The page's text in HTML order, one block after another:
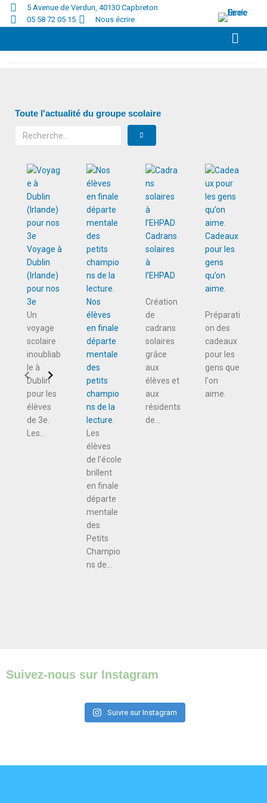
5 Avenue de Verdun, 40130 Capbreton
05 58 72 05 15
Nous écrire
Toute l'actualité du groupe scolaire
Voyage à
Dublin
(Irlande)
pour nos
3e
Un
voyage
scolaire
inoubliab
le à
Dublin
pour les
élèves
de 3e.
Les...
Nos
élèves
en finale
départe
mentale
des
petits
champio
ns de la
lecture.
Les
élèves
de l’école
brillent
en finale
départe
mentale
des
Petits
Champio
ns de...
Cadrans
solaires
à
l’EHPAD
Création
de
cadrans
solaires
grâce
aux
élèves et
aux
résidents
de...
Cadeaux
pour les
gens
qu’on
aime.
Préparati
on des
cadeaux
pour les
gens que
l'on
aime.
Suivez-nous sur Instagram
Suivre sur Instagram